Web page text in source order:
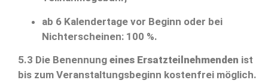
ab 6 Kalendertage vor Beginn oder bei
Nichterscheinen: 100 %.
5.3 Die Benennung eines Ersatzteilnehmenden ist
bis zum Veranstaltungsbeginn kostenfrei möglich.